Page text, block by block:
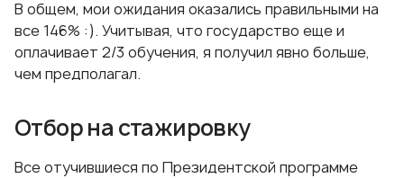
В общем, мои ожидания оказались правильными на
все 146% :). Учитывая, что государство еще и
оплачивает 2/3 обучения, я получил явно больше,
чем предполагал.
Отбор на стажировку
Все отучившиеся по Президентской программе